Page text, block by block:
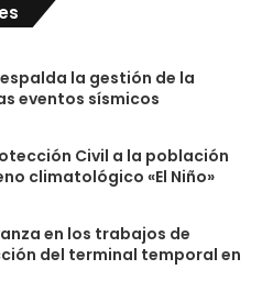
la gestión de la
eventos sísmicos
Civil a la población
climatológico «El Niño»
en los trabajos de
del terminal temporal en